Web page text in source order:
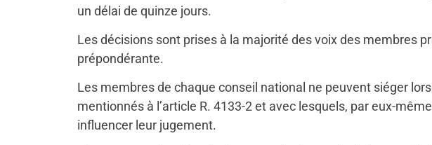
un délai de quinze jours.
Les décisions sont prises à la majorité des voix des membres
prépondérante.
Les membres de chaque conseil national ne peuvent siéger
mentionnés à l’article R. 4133-2 et avec lesquels, par eux-
influencer leur jugement.